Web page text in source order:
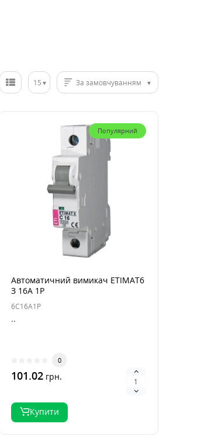
15 За замовчуванням
Популярний
Автоматичний вимикач ЕТІМАТ6
З 16А 1Р
6C16A1P
..
0
101.02 грн.
Купити